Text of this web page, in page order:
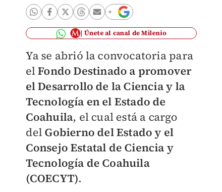
Únete al canal de Milenio
Ya se abrió la convocatoria para
elFondo Destinado a promover
el Desarrollo de la Ciencia y la
Tecnología en el Estado de
Coahuila, el cual está a cargo
del Gobierno del Estado y el
Consejo Estatal de Ciencia y
Tecnología de Coahuila
(COECYT).